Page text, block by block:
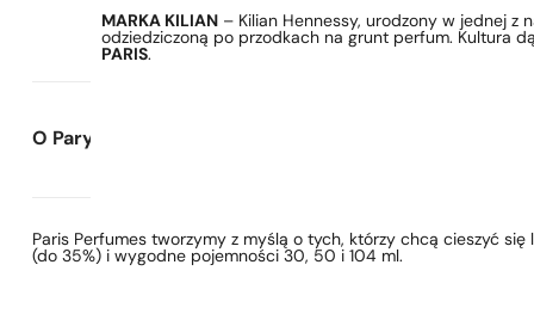
MARKA KILIAN – Kilian Hennessy, urodzony w jednej z
odziedziczoną po przodkach na grunt perfum. Kultura
PARIS.
O Paryskie Perfumy
Paris Perfumes tworzymy z myślą o tych, którzy chcą cieszyć
(do 35%) i wygodne pojemności 30, 50 i 104 ml.